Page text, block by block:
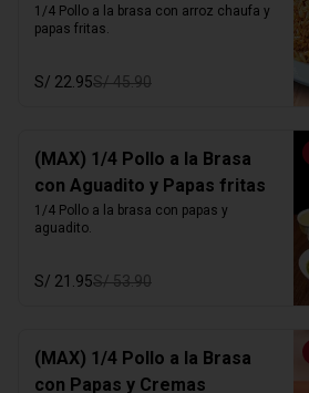
1/4 Pollo a la brasa con arroz chaufa y
papas fritas.
S/ 22.95S/ 45.90
(MAX) 1/4 Pollo a la Brasa
con Aguadito y Papas fritas
1/4 Pollo a la brasa con papas y
aguadito.
S/ 21.95S/ 53.90
(MAX) 1/4 Pollo a la Brasa
con Papas y Cremas